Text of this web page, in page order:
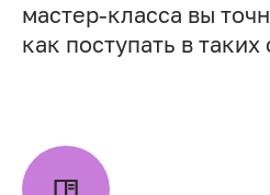
мастер-класса вы
как поступать в таких